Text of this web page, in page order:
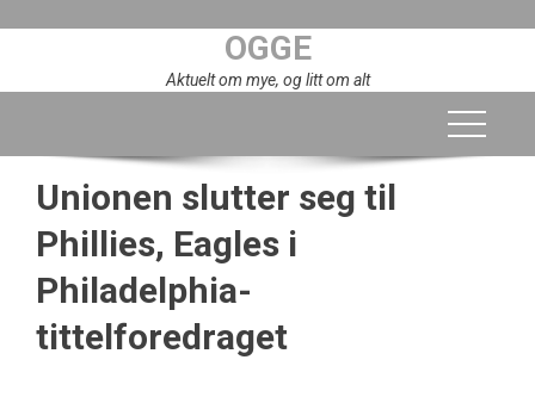
OGGE
Aktuelt om mye, og litt om alt
Unionen slutter seg til
Phillies, Eagles i
Philadelphia-
tittelforedraget